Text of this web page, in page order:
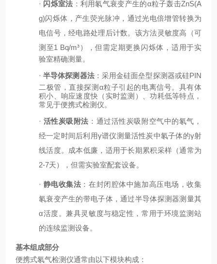
· 闪烁室法 ：利用氡气衰变产生的α粒子轰击ZnS(A
g)闪烁体，产生荧光脉冲，通过光电倍增管转换为
电信号，经电路处理后计数。该方法灵敏度高（可
测至1 Bq/m³），但需定期更换闪烁体，适用于实
验室精确测量。
· 半导体探测器法：采用金硅面垒型探测器或硅PIN
二极管，直接探测α粒子引起的电离信号。具有体
积小、响应速度快（实时监测）、功耗低等特点，
常见于便携式检测仪。
· 活性炭吸附法 ：通过活性炭吸附空气中的氡气，
经一定时间后利用γ谱仪测量活性炭中氡子体的γ射
线活度。成本低廉，适用于长期累积采样（通常为
2-7天），但需实验室配套设备。
· 静电收集法 ：在封闭腔体中施加高压电场，收集
氡衰变产生的带电子体，通过半导体探测器测量其
α活度。兼具灵敏度与稳定性，常用于环境监测站
的连续监测设备。
基本组成部分
便携式氡气检测仪通常由以下模块构成：